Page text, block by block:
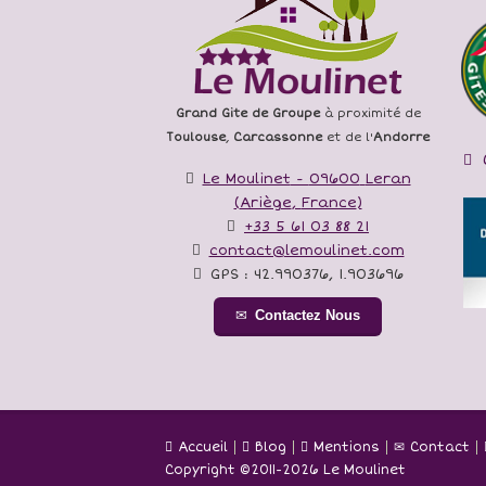
Grand Gite de Groupeà proximité de
Toulouse, Carcassonneet de l'Andorre
Le Moulinet - 09600 Leran
(Ariège, France)
+33 5 61 03 88 21
contact@lemoulinet.com
GPS : 42.990376, 1.903696
Contactez Nous
Accueil Blog Mentions
Contact
Copyright ©2011-2026 Le Moulinet